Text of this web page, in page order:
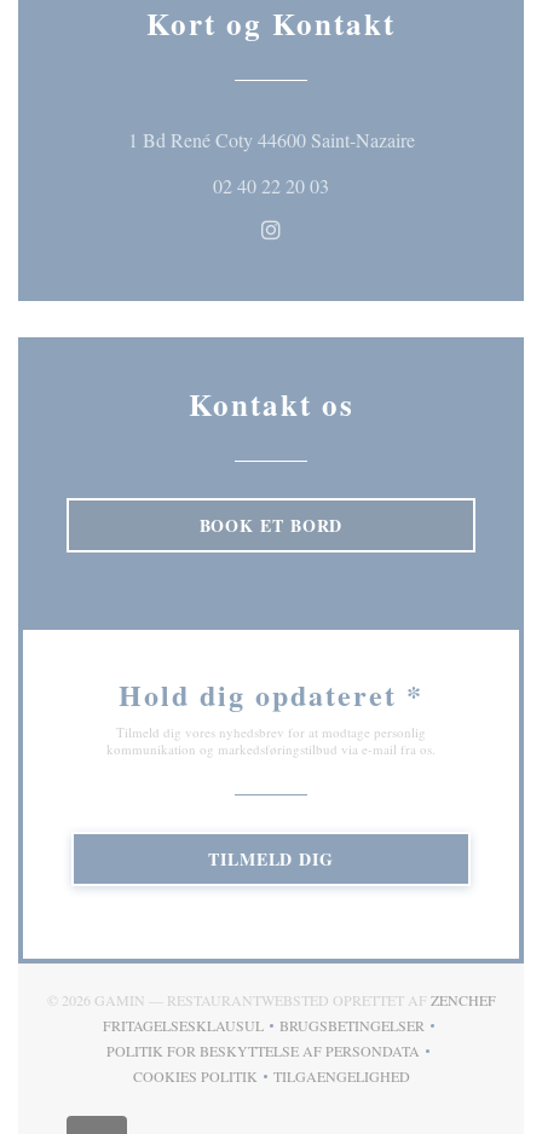
Kort og Kontakt
1 Bd René Coty 44600 Saint-Nazaire((åbner i et nyt
02 40 22 20 03
Instagram ((åbner i et nyt
Kontakt os
BOOK ET BORD
Hold dig opdateret *
Tilmeld dig vores nyhedsbrev for at modtage personlig
kommunikation og markedsføringstilbud via e-mail fra os.
TILMELD DIG
© 2026 GAMIN — RESTAURANTWEBSTED OPRETTET AF ZENCHEF
FRITAGELSESKLAUSUL
((ÅBNER I ET NYT VINDUE))
BRUGSBETINGELSER
((ÅBNER I ET NYT
POLITIK FOR BESKYTTELSE AF PERSONDATA
((ÅBNER I ET NYT VINDUE))
COOKIES POLITIK
((ÅBNER I ET NYT VINDUE))
TILGAENGELIGHED
((ÅBNER I ET NYT VINDUE))